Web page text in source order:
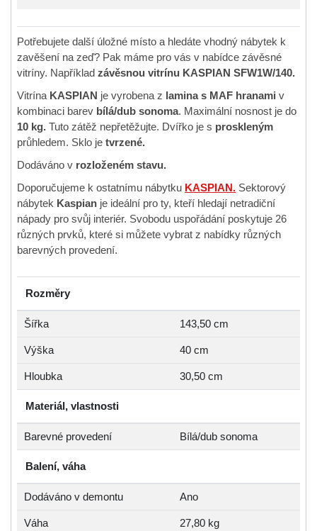
Potřebujete další úložné místo a hledáte vhodný nábytek k
zavěšení na zeď? Pak máme pro vás v nabídce závěsné
vitríny. Například závěsnou vitrínu KASPIAN SFW1W/140.
Vitrína KASPIAN je vyrobena z lamina s MAF hranami v
kombinaci barev bílá/dub sonoma. Maximální nosnost je do
10 kg. Tuto zátěž nepřetěžujte. Dvířko je s proskleným
průhledem. Sklo je tvrzené.
Dodáváno v rozloženém stavu.
Doporučujeme k ostatnímu nábytku KASPIAN. Sektorový
nábytek Kaspian je ideální pro ty, kteří hledají netradiční
nápady pro svůj interiér. Svobodu uspořádání poskytuje 26
různých prvků, které si můžete vybrat z nabídky různých
barevných provedení.
Rozměry
Šířka 143,50 cm
Výška 40 cm
Hloubka 30,50 cm
Materiál, vlastnosti
Barevné provedení Bílá/dub sonoma
Balení, váha
Dodáváno v demontu Ano
Váha 27,80 kg